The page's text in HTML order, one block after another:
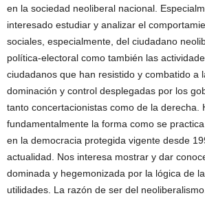
en la sociedad neoliberal nacional.
interesado estudiar y analizar el
sociales, especialmente, del ciudadano
política-electoral como también las
ciudadanos que han resistido y combatido a
dominación y control desplegadas por los
tanto concertacionistas como de la derecha.
fundamentalmente la forma como se
en la democracia protegida vigente desde
actualidad. Nos interesa mostrar y dar
dominada y hegemonizada por la lógica de
utilidades. La razón de ser del neoliberalismo.